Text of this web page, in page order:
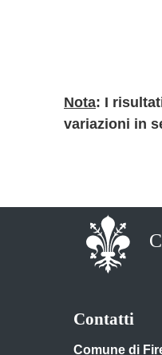
Nota: I
variazioni in
Contatti
Comune di